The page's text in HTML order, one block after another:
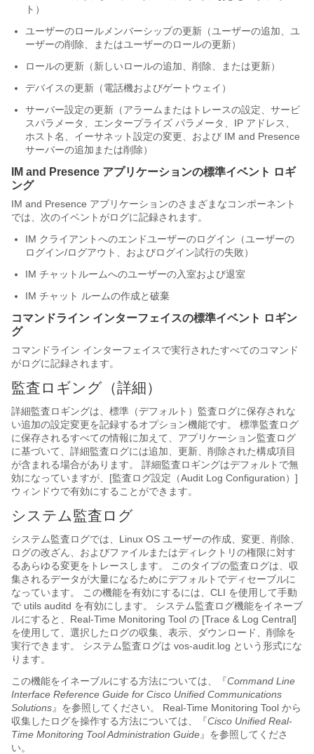
ト）
ユーザーのロールメンバーシップの更新（ユーザーの追加、ユ
ーザーの削除、またはユーザーのロールの更新）
ロールの更新（新しいロールの追加、削除、または更新）
デバイスの更新（電話機およびゲートウェイ）
サーバー設定の更新（アラームまたはトレースの設定、サービ
スパラメータ、エンタープライズ パラメータ、IP アドレス、
ホスト名、イーサネット設定の変更、および IM and Presence
サーバーの追加または削除）
IM and Presence アプリケーションの標準イベント ロギ
ング
IM and Presence アプリケーションのさまざまなコンポーネント
では、次のイベントがログに記録されます。
IM クライアントへのエンドユーザーのログイン（ユーザーの
ログイン/ログアウト、およびログイン試行の失敗）
IM チャットルームへのユーザーの入室および退室
IM チャット ルームの作成と破棄
コマンドライン インターフェイスの標準イベント ロギン
グ
コマンドライン インターフェイスで実行されたすべてのコマンド
がログに記録されます。
監査ロギング（詳細）
詳細監査ロギングは、標準（デフォルト）監査ログに保存されな
い追加の設定変更を記録するオプション機能です。 標準監査ログ
に保存されるすべての情報に加えて、アプリケーション監査ログ
に基づいて、詳細監査ログには追加、更新、削除された構成項目
が含まれる場合があります。 詳細監査ロギングはデフォルトで無
効になっていますが、[監査ログ設定（Audit Log Configuration）]
ウィンドウで有効にすることができます。
システム監査ログ
システム監査ログでは、Linux OS ユーザーの作成、変更、削除、
ログの改ざん、およびファイルまたはディレクトリの権限に対す
るあらゆる変更をトレースします。 このタイプの監査ログは、収
集されるデータが大量になるためにデフォルトでディセーブルに
なっています。 この機能を有効にするには、CLI を使用して手動
で utils auditd を有効にします。 システム監査ログ機能をイネーブ
ルにすると、Real-Time Monitoring Tool の [Trace & Log Central]
を使用して、選択したログの収集、表示、ダウンロード、削除を
実行できます。 システム監査ログは vos-audit.log という形式にな
ります。
この機能をイネーブルにする方法については、『Command Line
Interface Reference Guide for Cisco Unified Communications
Solutions』を参照してください。 Real-Time Monitoring Tool から
収集したログを操作する方法については、『Cisco Unified Real-
Time Monitoring Tool Administration Guide』を参照してくださ
い。